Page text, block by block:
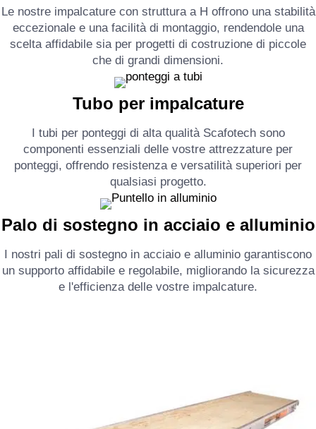
Le nostre impalcature con struttura a H offrono una stabilità
eccezionale e una facilità di montaggio, rendendole una
scelta affidabile sia per progetti di costruzione di piccole
che di grandi dimensioni.
Tubo per impalcature
I tubi per ponteggi di alta qualità Scafotech sono
componenti essenziali delle vostre attrezzature per
ponteggi, offrendo resistenza e versatilità superiori per
qualsiasi progetto.
Palo di sostegno in acciaio e alluminio
I nostri pali di sostegno in acciaio e alluminio garantiscono
un supporto affidabile e regolabile, migliorando la sicurezza
e l'efficienza delle vostre impalcature.